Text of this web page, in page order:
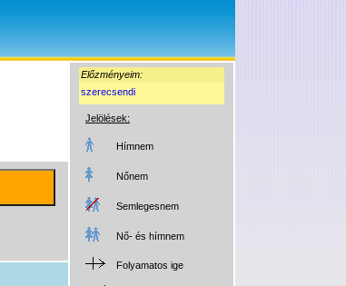
Előzményeim:
szerecsendi
Jelölések:
Hímnem
Nőnem
Semlegesnem
Nő- és hímnem
Folyamatos ige